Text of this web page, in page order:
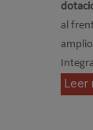
al
Leer